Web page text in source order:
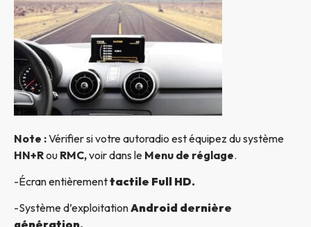
Note :Vérifier si votre autoradio est équipez du système
HN+Rou RMC,voir dans le Menu de réglage.
-Écran entièrementtactile Full HD.
-Système d’exploitationAndroid dernière